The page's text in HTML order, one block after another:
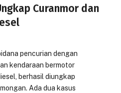
Curanmor dan
pencurian dengan
kendaraan bermotor
berhasil diungkap
Ada dua kasus